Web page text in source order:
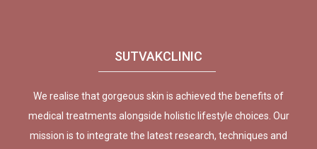
SUTVAKCLINIC
We realise that gorgeous skin is achieved the benefits of
medical treatments alongside holistic lifestyle choices. Our
mission is to integrate the latest research, techniques and